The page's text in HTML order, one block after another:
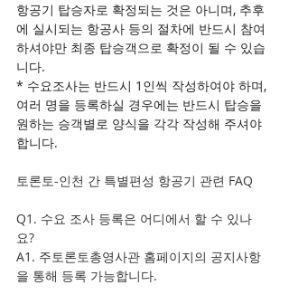
항공기 탑승자로 확정되는 것은 아니며, 추후
에 실시되는 항공사 등의 절차에 반드시 참여
하셔야만 최종 탑승객으로 확정이 될 수 있습
니다.
* 수요조사는 반드시 1인씩 작성하여야 하며,
여러 명을 등록하실 경우에는 반드시 탑승을
원하는 승객별로 양식을 각각 작성해 주셔야
합니다.
토론토-인천 간 특별편성 항공기 관련 FAQ
Q1. 수요 조사 등록은 어디에서 할 수 있나
요?
A1. 주토론토총영사관 홈페이지의 공지사항
을 통해 등록 가능합니다.